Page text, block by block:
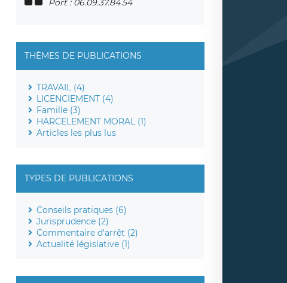
Port : 06.09.37.84.54
THÈMES DE PUBLICATIONS
TRAVAIL (4)
LICENCIEMENT (4)
Famille (3)
HARCELEMENT MORAL (1)
Articles les plus lus
TYPES DE PUBLICATIONS
Conseils pratiques (6)
Jurisprudence (2)
Commentaire d'arrêt (2)
Actualité législative (1)